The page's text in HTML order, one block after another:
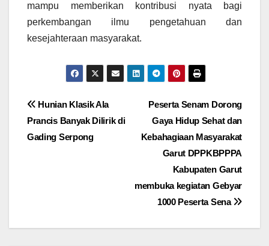
mampu memberikan kontribusi nyata bagi
perkembangan ilmu pengetahuan dan
kesejahteraan masyarakat.
Navigasi
pos
Peserta Senam Dorong
Gaya Hidup Sehat dan
Kebahagiaan Masyarakat
Garut ‎‎DPPKBPPPA
Kabupaten Garut
membuka kegiatan Gebyar
1000 Peserta Sena
Hunian Klasik Ala
Prancis Banyak Dilirik di
Gading Serpong